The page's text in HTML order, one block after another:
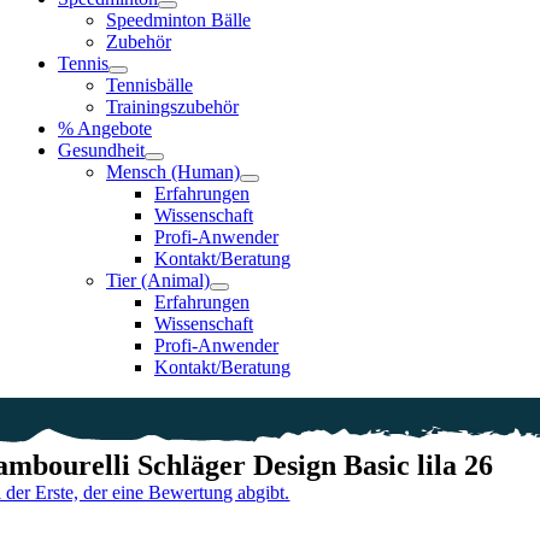
Speedminton Bälle
Zubehör
Tennis
Tennisbälle
Trainingszubehör
% Angebote
Gesundheit
Mensch (Human)
Erfahrungen
Wissenschaft
Profi-Anwender
Kontakt/Beratung
Tier (Animal)
Erfahrungen
Wissenschaft
Profi-Anwender
Kontakt/Beratung
Schläger Design Basic lila 26
der Erste, der eine Bewertung abgibt.